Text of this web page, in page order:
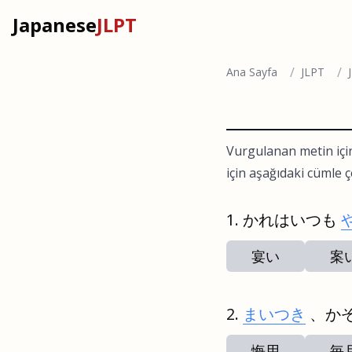
JapaneseJLPT
Ana Sayfa / JLPT /
Vurgulanan metin
için aşağıdaki cümle
かれはいつも
宴い 案
まいつき 、か